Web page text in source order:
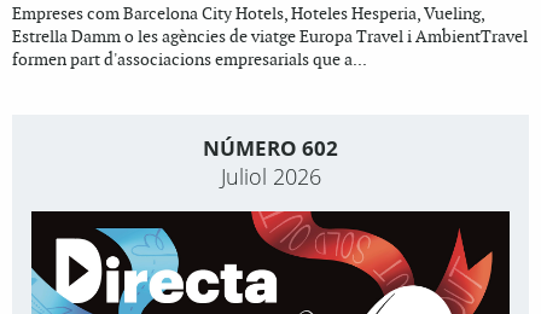
Empreses com Barcelona City Hotels, Hoteles Hesperia, Vueling,
Estrella Damm o les agències de viatge Europa Travel i AmbientTravel
formen part d'associacions empresarials que a...
NÚMERO 602
Juliol 2026